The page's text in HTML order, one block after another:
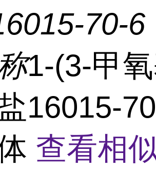
70-6
1-(3-甲
16015-
查看相